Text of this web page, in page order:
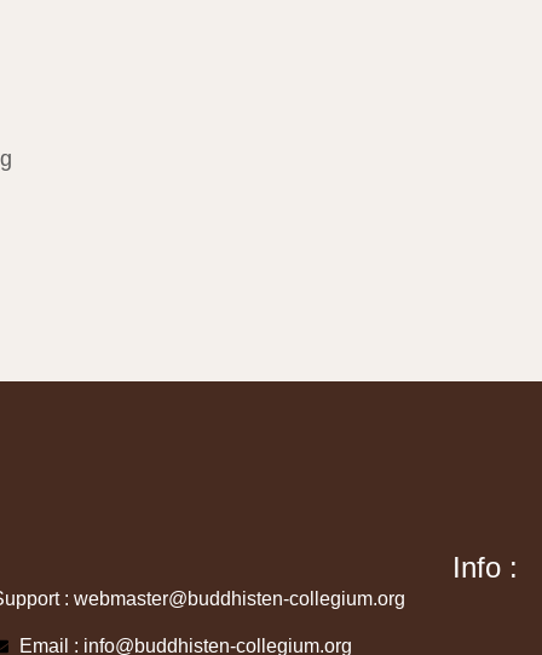
Info :
: webmaster@buddhisten-collegium.org
Email : info@buddhisten-collegium.org